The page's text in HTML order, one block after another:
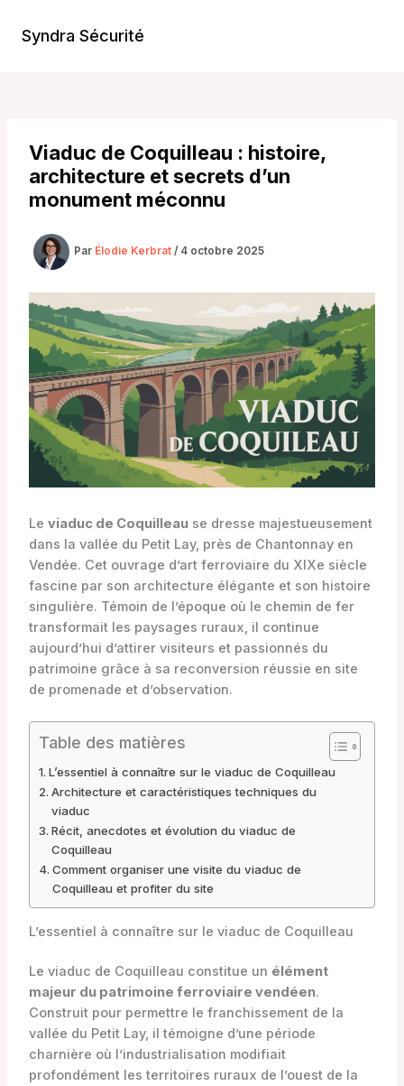
contenu
Syndra Sécurité
Viaduc de Coquilleau : histoire,
architecture et secrets d’un
monument méconnu
Par Élodie Kerbrat / 4 octobre 2025
Le viaduc de Coquilleau se dresse majestueusement
dans la vallée du Petit Lay, près de Chantonnay en
Vendée. Cet ouvrage d’art ferroviaire du XIXe siècle
fascine par son architecture élégante et son histoire
singulière. Témoin de l’époque où le chemin de fer
transformait les paysages ruraux, il continue
aujourd’hui d’attirer visiteurs et passionnés du
patrimoine grâce à sa reconversion réussie en site
de promenade et d’observation.
Table des matières
L’essentiel à connaître sur le viaduc de Coquilleau
Architecture et caractéristiques techniques du
viaduc
Récit, anecdotes et évolution du viaduc de
Coquilleau
Comment organiser une visite du viaduc de
Coquilleau et profiter du site
L’essentiel à connaître sur le viaduc de Coquilleau
Le viaduc de Coquilleau constitue un élément
majeur du patrimoine ferroviaire vendéen.
Construit pour permettre le franchissement de la
vallée du Petit Lay, il témoigne d’une période
charnière où l’industrialisation modifiait
profondément les territoires ruraux de l’ouest de la